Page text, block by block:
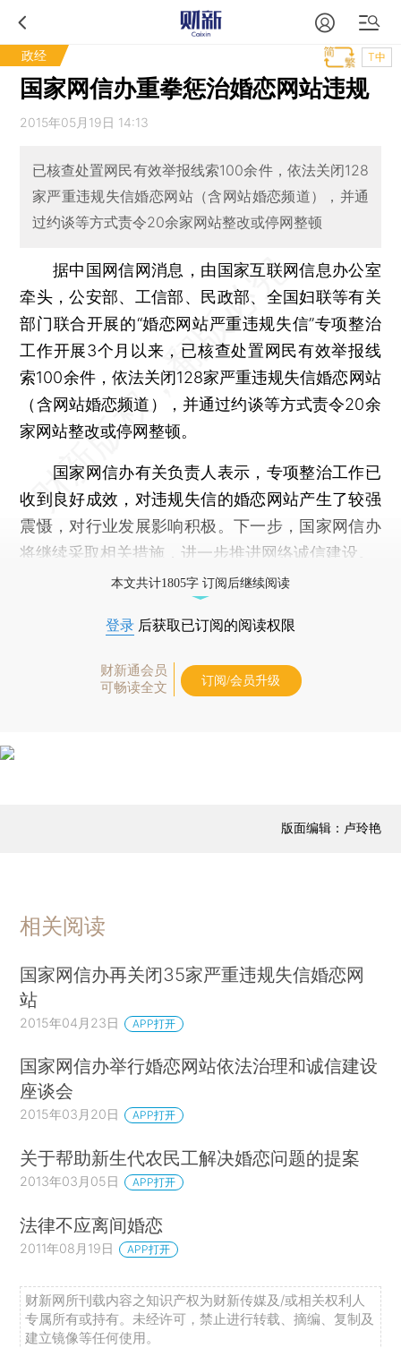
政经 T中
国家网信办重拳惩治婚恋网站违规
2015年05月19日 14:13
已核查处置网民有效举报线索100余件，依法关闭128
家严重违规失信婚恋网站（含网站婚恋频道），并通
过约谈等方式责令20余家网站整改或停网整顿
据中国网信网消息，由国家互联网信息办公室
牵头，公安部、工信部、民政部、全国妇联等有关
部门联合开展的“婚恋网站严重违规失信”专项整治
工作开展3个月以来，已核查处置网民有效举报线
索100余件，依法关闭128家严重违规失信婚恋网站
（含网站婚恋频道），并通过约谈等方式责令20余
家网站整改或停网整顿。
国家网信办有关负责人表示，专项整治工作已
收到良好成效，对违规失信的婚恋网站产生了较强
震慑，对行业发展影响积极。下一步，国家网信办
将继续采取相关措施，进一步推进网络诚信建设。
本文共计1805字 订阅后继续阅读
登录 后获取已订阅的阅读权限
财新通会员
可畅读全文
订阅/会员升级
版面编辑：卢玲艳
相关阅读
国家网信办再关闭35家严重违规失信婚恋网
站
2015年04月23日 APP打开
国家网信办举行婚恋网站依法治理和诚信建设
座谈会
2015年03月20日 APP打开
关于帮助新生代农民工解决婚恋问题的提案
2013年03月05日 APP打开
法律不应离间婚恋
2011年08月19日 APP打开
财新网所刊载内容之知识产权为财新传媒及/或相关权利人
专属所有或持有。未经许可，禁止进行转载、摘编、复制及
建立镜像等任何使用。